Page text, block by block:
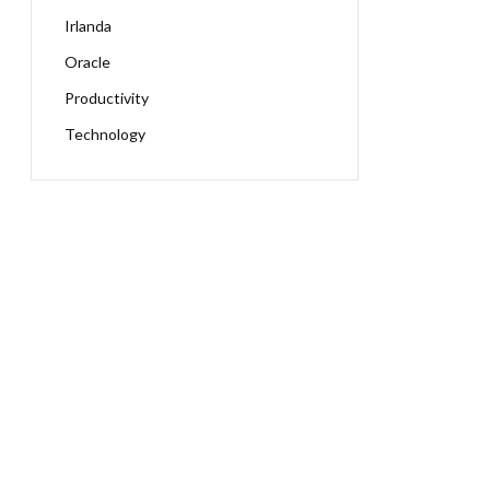
Irlanda
Oracle
Productivity
Technology